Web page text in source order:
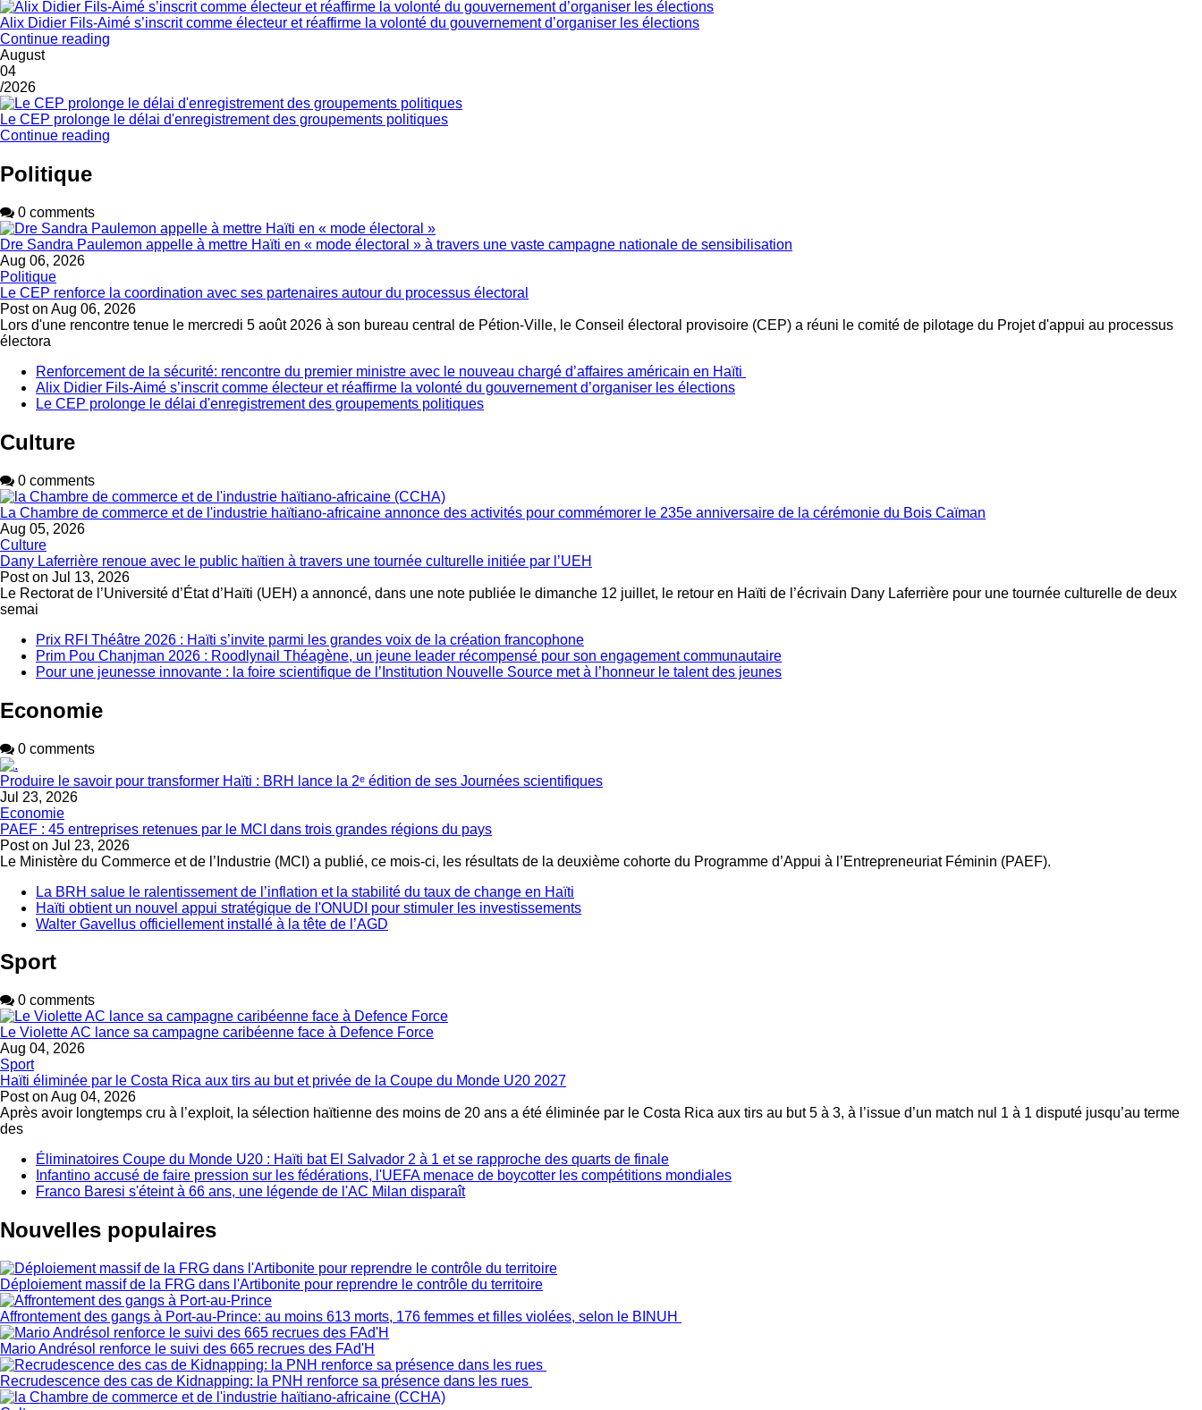
Alix Didier Fils-Aimé s’inscrit comme électeur et réaffirme la volonté du gouvernement d’organiser les élections
Continue reading
August
04
/2026
Le CEP prolonge le délai d'enregistrement des groupements politiques
Continue reading
Politique
0 comments
Dre Sandra Paulemon appelle à mettre Haïti en « mode électoral » à travers une vaste campagne nationale de sensibilisation
Aug 06, 2026
Politique
Le CEP renforce la coordination avec ses partenaires autour du processus électoral
Post on Aug 06, 2026
Lors d'une rencontre tenue le mercredi 5 août 2026 à son bureau central de Pétion-Ville, le Conseil électoral provisoire (CEP) a réuni le comité de pilotage du Projet d'appui au processus
électora
Renforcement de la sécurité: rencontre du premier ministre avec le nouveau chargé d’affaires américain en Haïti
Alix Didier Fils-Aimé s’inscrit comme électeur et réaffirme la volonté du gouvernement d’organiser les élections
Le CEP prolonge le délai d'enregistrement des groupements politiques
Culture
0 comments
La Chambre de commerce et de l'industrie haïtiano-africaine annonce des activités pour commémorer le 235e anniversaire de la cérémonie du Bois Caïman
Aug 05, 2026
Culture
Dany Laferrière renoue avec le public haïtien à travers une tournée culturelle initiée par l’UEH
Post on Jul 13, 2026
Le Rectorat de l’Université d’État d’Haïti (UEH) a annoncé, dans une note publiée le dimanche 12 juillet, le retour en Haïti de l’écrivain Dany Laferrière pour une tournée culturelle de deux
semai
Prix RFI Théâtre 2026 : Haïti s’invite parmi les grandes voix de la création francophone
Prim Pou Chanjman 2026 : Roodlynail Théagène, un jeune leader récompensé pour son engagement communautaire
Pour une jeunesse innovante : la foire scientifique de l’Institution Nouvelle Source met à l’honneur le talent des jeunes
Economie
0 comments
Produire le savoir pour transformer Haïti : BRH lance la 2ᵉ édition de ses Journées scientifiques
Jul 23, 2026
Economie
PAEF : 45 entreprises retenues par le MCI dans trois grandes régions du pays
Post on Jul 23, 2026
Le Ministère du Commerce et de l’Industrie (MCI) a publié, ce mois-ci, les résultats de la deuxième cohorte du Programme d’Appui à l’Entrepreneuriat Féminin (PAEF).
La BRH salue le ralentissement de l’inflation et la stabilité du taux de change en Haïti
Haïti obtient un nouvel appui stratégique de l'ONUDI pour stimuler les investissements
Walter Gavellus officiellement installé à la tête de l’AGD
Sport
0 comments
Le Violette AC lance sa campagne caribéenne face à Defence Force
Aug 04, 2026
Sport
Haïti éliminée par le Costa Rica aux tirs au but et privée de la Coupe du Monde U20 2027
Post on Aug 04, 2026
Après avoir longtemps cru à l’exploit, la sélection haïtienne des moins de 20 ans a été éliminée par le Costa Rica aux tirs au but 5 à 3, à l’issue d’un match nul 1 à 1 disputé jusqu’au terme
des
Éliminatoires Coupe du Monde U20 : Haïti bat El Salvador 2 à 1 et se rapproche des quarts de finale
Infantino accusé de faire pression sur les fédérations, l'UEFA menace de boycotter les compétitions mondiales
Franco Baresi s'éteint à 66 ans, une légende de l'AC Milan disparaît
Nouvelles populaires
Déploiement massif de la FRG dans l'Artibonite pour reprendre le contrôle du territoire
Affrontement des gangs à Port-au-Prince: au moins 613 morts, 176 femmes et filles violées, selon le BINUH
Mario Andrésol renforce le suivi des 665 recrues des FAd'H
Recrudescence des cas de Kidnapping: la PNH renforce sa présence dans les rues